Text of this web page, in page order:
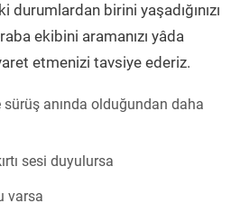
durumlardan birini yaşadığınızı
ekibini aramanızı yâda
etmenizi tavsiye ederiz.
anında olduğundan daha
sesi duyulursa
varsa